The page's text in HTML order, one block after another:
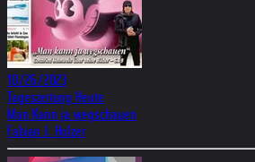
10/26/2023
Tageszeitung Heute
Man Kann ja wegschauen
Fabian J. Holzer